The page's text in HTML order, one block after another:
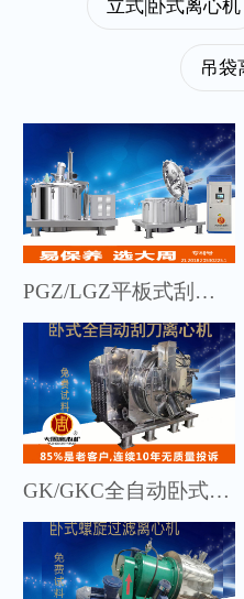
立式|卧式离心机
吊袋
PGZ/LGZ平板式刮刀下部卸料全自动离心机保用十年
GK/GKC全自动卧式刮刀离心机，产量高、全自动循环作业